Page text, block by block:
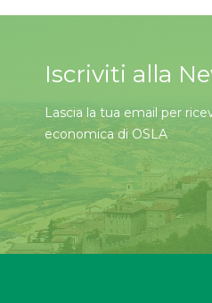
Iscriviti alla
Lascia la tua email per
economica di OSLA